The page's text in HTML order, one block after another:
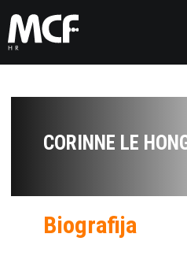
CORINNE LE
Biografija